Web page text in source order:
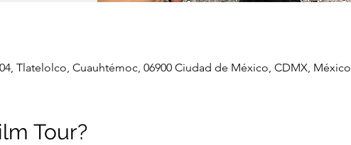
Tlatelolco, Cuauhtémoc, 06900 Ciudad de México, CDMX, México
Tour?